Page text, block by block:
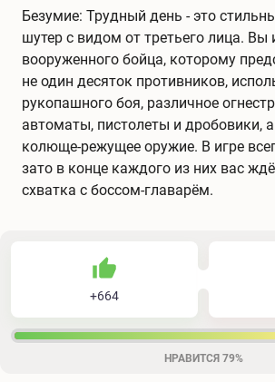
Безумие: Трудный день - это
шутер с видом от третьего лица. Вы
вооруженного бойца, которому
не один десяток противников,
рукопашного боя, различное
автоматы, пистолеты и дробовики,
колюще-режущее оружие. В игре
зато в конце каждого из них вас
схватка с боссом-главарём.
+664
Нравится
НРАВИТСЯ 79%